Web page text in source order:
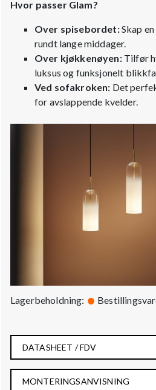
Hvor passer Glam?
Over spisebordet:Skap
rundt lange middager.
Over kjøkkenøyen:Tilfør
luksus og funksjonelt
Ved sofakroken: Det
for avslappende kvelder.
Lagerbeholdning:
DATASHEET / FDV
MONTERINGSANVISNING